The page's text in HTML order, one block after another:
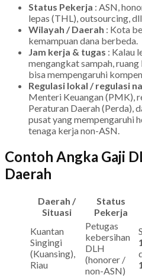
Status Pekerja : ASN,
lepas (THL), outsourcing, dll.
Wilayah / Daerah : Kota
kemampuan dana berbeda.
Jam kerja & tugas : Kalau
mengangkat sampah,
bisa mempengaruhi
Regulasi lokal / regulasi
Menteri Keuangan (PMK),
Peraturan Daerah (Perda),
pusat yang mempengaruhi
tenaga kerja non-ASN.
Contoh Angka Gaji
Daerah
Daerah /
Situasi
Status
Pekerja
Kuantan
Singingi
(Kuansing),
Riau
Petugas
kebersihan
DLH
(honorer /
non-ASN)